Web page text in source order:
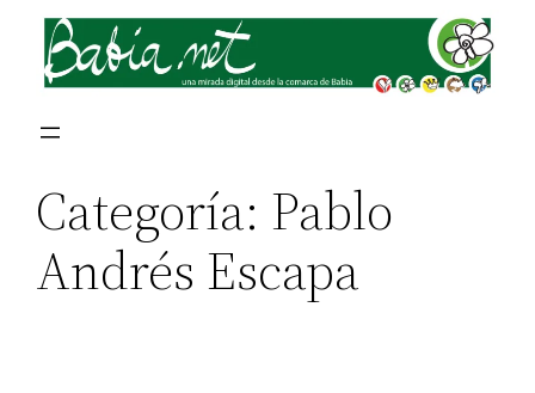
Saltar
contenido
Categoría: Pablo
Andrés Escapa